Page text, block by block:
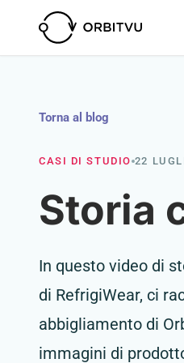
Torna al blog
CASI DI STUDIO 22
Storia
In questo video di
di RefrigiWear, ci
abbigliamento di
immagini di